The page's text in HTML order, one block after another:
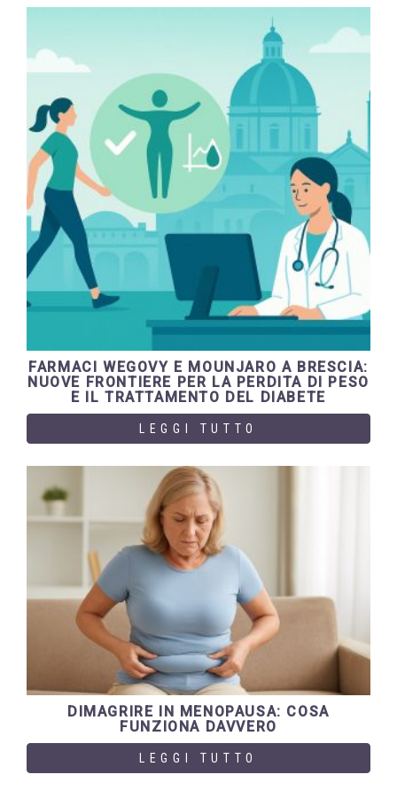
FARMACI WEGOVY E MOUNJARO A BRESCIA:
NUOVE FRONTIERE PER LA PERDITA DI PESO
E IL TRATTAMENTO DEL DIABETE
LEGGI TUTTO
DIMAGRIRE IN MENOPAUSA: COSA
FUNZIONA DAVVERO
LEGGI TUTTO